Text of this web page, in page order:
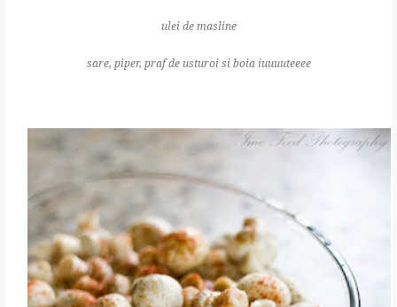
ulei de masline
sare, piper, praf de usturoi si boia iuuuuteeee